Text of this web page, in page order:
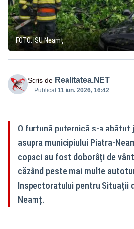
FOTO: ISU Neamț
Scris de Realitatea.NET
Publicat:11 iun. 2026, 16:42
O furtună puternică s-a abătut
asupra municipiului Piatra-
copaci au fost doborâți de
căzând peste mai multe
Inspectoratului pentru Situații
Neamț.